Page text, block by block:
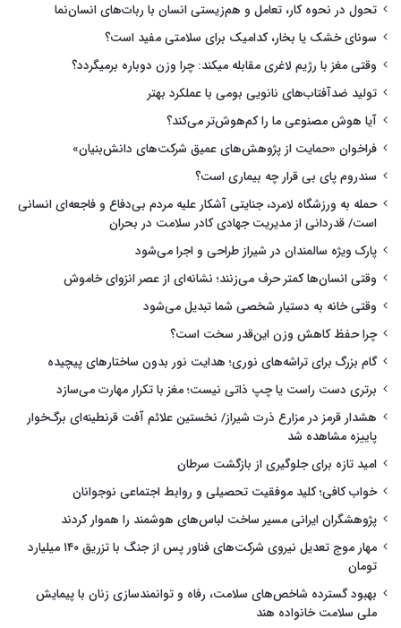
تحول در نحوه کار، تعامل و هم‌زیستی انسان با ربات‌های انسان‌نما
سونای خشک یا بخار، کدامیک برای سلامتی مفید است؟
وقتی مغز با رژیم لاغری مقابله میکند: چرا وزن دوباره برمیگردد؟
تولید ضدآفتاب‌های نانویی بومی با عملکرد بهتر
آیا هوش مصنوعی ما را کم‌هوش‌تر می‌کند؟
فراخوان «حمایت از پژوهش‌های عمیق شرکت‌های دانش‌بنیان»
سندروم پای بی قرار چه بیماری است؟
حمله به ورزشگاه لامرد، جنایتی آشکار علیه مردم بی‌دفاع و فاجعه‌ای انسانی
است/ قدردانی از مدیریت جهادی کادر سلامت در بحران
پارک ویژه سالمندان در شیراز طراحی و اجرا می‌شود
وقتی انسان‌ها کمتر حرف می‌زنند؛ نشانه‌ای از عصر انزوای خاموش
وقتی خانه به دستیار شخصی شما تبدیل می‌شود
چرا حفظ کاهش وزن این‌قدر سخت است؟
گام بزرگ برای تراشه‌های نوری؛ هدایت نور بدون ساختارهای پیچیده
برتری دست راست یا چپ ذاتی نیست؛ مغز با تکرار مهارت می‌سازد
هشدار قرمز در مزارع ذرت شیراز/ نخستین علائم آفت قرنطینه‌ای برگ‌خوار
پاییزه مشاهده شد
امید تازه برای جلوگیری از بازگشت سرطان
خواب کافی؛ کلید موفقیت تحصیلی و روابط اجتماعی نوجوانان
پژوهشگران ایرانی مسیر ساخت لباس‌های هوشمند را هموار کردند
مهار موج تعدیل نیروی شرکت‌های فناور پس از جنگ با تزریق ۱۴۰ میلیارد
تومان
بهبود گسترده شاخص‌های سلامت، رفاه و توانمندسازی زنان با پیمایش
ملی سلامت خانواده هند